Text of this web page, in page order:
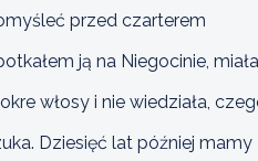
przed czarterem
ją na Niegocinie, miała
włosy i nie wiedziała,
Dziesięć lat później mamy